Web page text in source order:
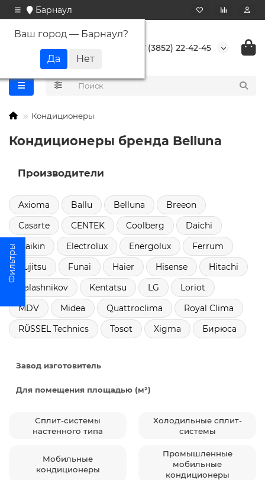
Барнаул
Ваш город — Барнаул?
+7 (3852) 22-42-45
Кондиционеры
Кондиционеры бренда Belluna
Производители
Axioma Ballu Belluna
Breeon
Casarte
CENTEK Coolberg
Daichi
Daikin
Electrolux Energolux
Ferrum
Fujitsu
Funai Haier Hisense
Hitachi
Kalashnikov
Kentatsu LG
Loriot
MDV
Midea Quattroclima
Royal Clima
RŬSSEL Technics
Tosot Xigma Бирюса
Завод изготовитель
Для помещения площадью (м²)
Сплит-системы
настенного типа
Холодильные сплит-
системы
Мобильные
кондиционеры
Промышленные
мобильные
кондиционеры